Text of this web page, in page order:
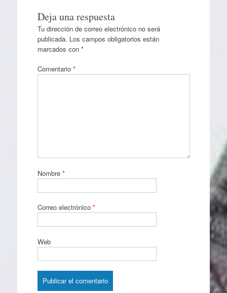
Deja una respuesta
Tu dirección de correo electrónico no será
publicada. Los campos obligatorios están
marcados con *
Comentario *
Nombre *
Correo electrónico *
Web